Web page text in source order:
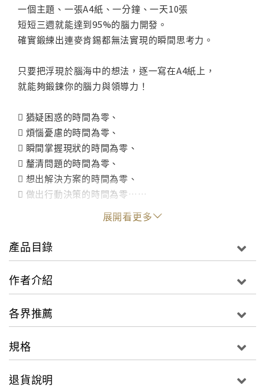
一個主題、一張A4紙、一分鐘、一天10張
短短三週就能達到95%的腦力開發。
確實鍛練出連麥肯錫都無法實現的瞬間思考力。
只要把浮現於腦海中的想法，逐一寫在A4紙上，
就能夠鍛鍊你的腦力與領導力！
 猶疑困惑的時間為零、
 煩惱憂慮的時間為零、
 瞬間掌握現狀的時間為零、
 釐清問題的時間為零、
 想出解決方案的時間為零、
 做出行動決策的時間為零……
思考重「質」也重「速度」，
將兩者同時達到極致，正是「零秒思考力」的威力。
****************************************************
為何明明提案在即，思緒卻毫無進展？！
對組織來說，人才的戰鬥力將大幅影響著公司的未來，
深入思考」？
本書作者活躍於麥肯錫顧問公司十數年，
展開看更多
產品目錄
作者介紹
各界推薦
規格
退貨說明